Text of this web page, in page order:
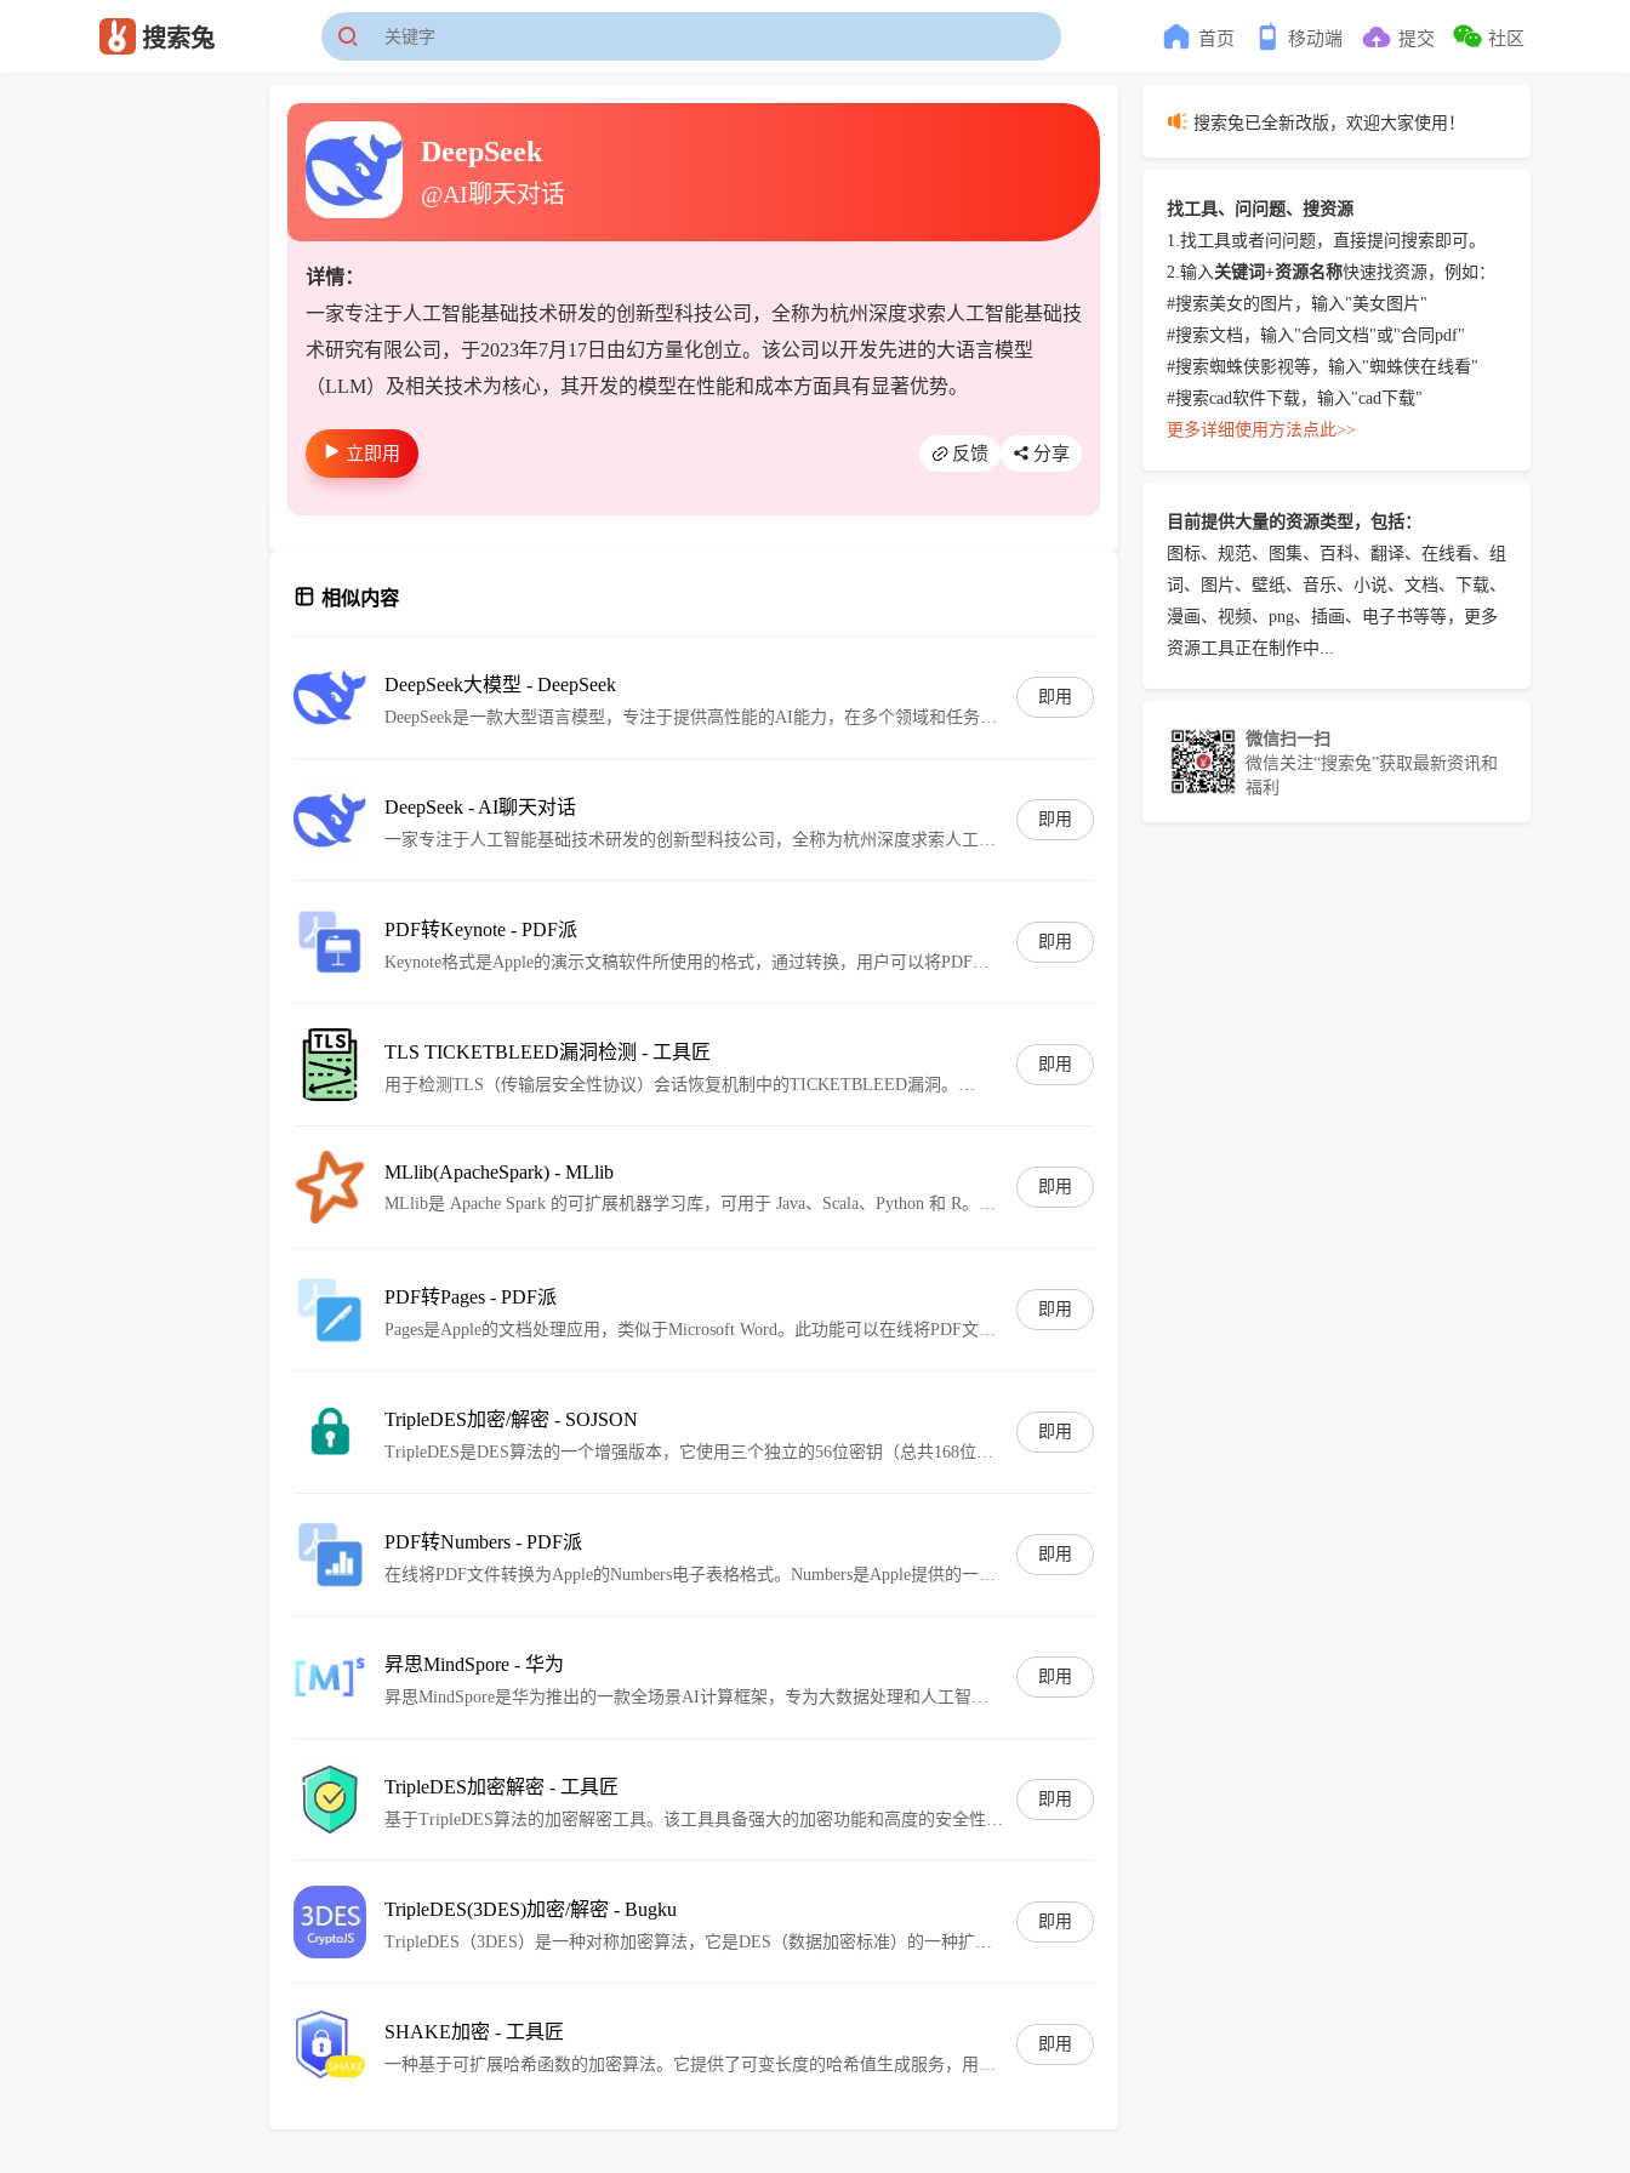
搜索兔 首页 移动端 提交 社区
DeepSeek
@AI聊天对话
详情：
一家专注于人工智能基础技术研发的创新型科技公司，全称为杭州深度求索人工智能基础技
术研究有限公司，于2023年7月17日由幻方量化创立。该公司以开发先进的大语言模型
（LLM）及相关技术为核心，其开发的模型在性能和成本方面具有显著优势。
立即用 反馈 分享
相似内容
DeepSeek大模型 - DeepSeek
DeepSeek是一款大型语言模型，专注于提供高性能的AI能力，在多个领域和任务中
即用
DeepSeek - AI聊天对话
一家专注于人工智能基础技术研发的创新型科技公司，全称为杭州深度求索人工智
即用
PDF转Keynote - PDF派
Keynote格式是Apple的演示文稿软件所使用的格式，通过转换，用户可以将PDF文
即用
TLS TICKETBLEED漏洞检测 - 工具匠
用于检测TLS（传输层安全性协议）会话恢复机制中的TICKETBLEED漏洞。
应的安全报告和建议。
即用
MLlib(ApacheSpark) - MLlib
MLlib是 Apache Spark 的可扩展机器学习库，可用于 Java、Scala、Python 和 R。
即用
PDF转Pages - PDF派
Pages是Apple的文档处理应用，类似于Microsoft Word。此功能可以在线将PDF文件
即用
TripleDES加密/解密 - SOJSON
TripleDES是DES算法的一个增强版本，它使用三个独立的56位密钥（总共168位）
即用
PDF转Numbers - PDF派
在线将PDF文件转换为Apple的Numbers电子表格格式。Numbers是Apple提供的一款
即用
昇思MindSpore - 华为
昇思MindSpore是华为推出的一款全场景AI计算框架，专为大数据处理和人工智能
即用
TripleDES加密解密 - 工具匠
基于TripleDES算法的加密解密工具。该工具具备强大的加密功能和高度的安全性，
即用
TripleDES(3DES)加密/解密 - Bugku
TripleDES（3DES）是一种对称加密算法，它是DES（数据加密标准）的一种扩
即用
SHAKE加密 - 工具匠
一种基于可扩展哈希函数的加密算法。它提供了可变长度的哈希值生成服务，用户
即用
搜索兔已全新改版，欢迎大家使用！
找工具、问问题、搜资源
1.找工具或者问问题，直接提问搜索即可。
2.输入关键词+资源名称快速找资源，例如：
#搜索美女的图片，输入"美女图片"
#搜索文档，输入"合同文档"或"合同pdf"
#搜索蜘蛛侠影视等，输入"蜘蛛侠在线看"
#搜索cad软件下载，输入"cad下载"
更多详细使用方法点此>>
目前提供大量的资源类型，包括：
图标、规范、图集、百科、翻译、在线看、组
词、图片、壁纸、音乐、小说、文档、下载、
漫画、视频、png、插画、电子书等等，更多
资源工具正在制作中...
微信扫一扫
微信关注“搜索兔”获取最新资讯和
福利